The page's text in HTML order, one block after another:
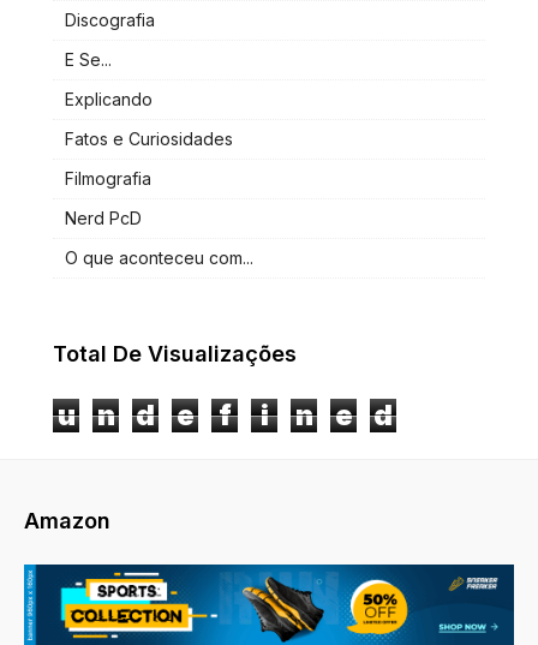
Discografia
E Se...
Explicando
Fatos e Curiosidades
Filmografia
Nerd PcD
O que aconteceu com...
Total De Visualizações
u n d e f i n e d
Amazon